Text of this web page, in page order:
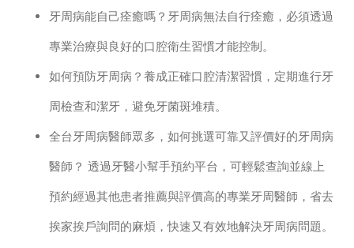
牙周病能自己痊癒嗎？牙周病無法自行痊癒，必須透過
專業治療與良好的口腔衛生習慣才能控制。
如何預防牙周病？養成正確口腔清潔習慣，定期進行牙
周檢查和潔牙，避免牙菌斑堆積。
全台牙周病醫師眾多，如何挑選可靠又評價好的牙周病
醫師？ 透過牙醫小幫手預約平台，可輕鬆查詢並線上
預約經過其他患者推薦與評價高的專業牙周醫師，省去
挨家挨戶詢問的麻煩，快速又有效地解決牙周病問題。